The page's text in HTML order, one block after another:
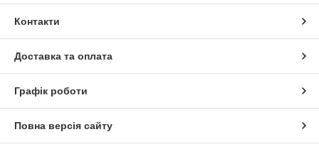
Контакти
Доставка та оплата
Графік роботи
Повна версія сайту